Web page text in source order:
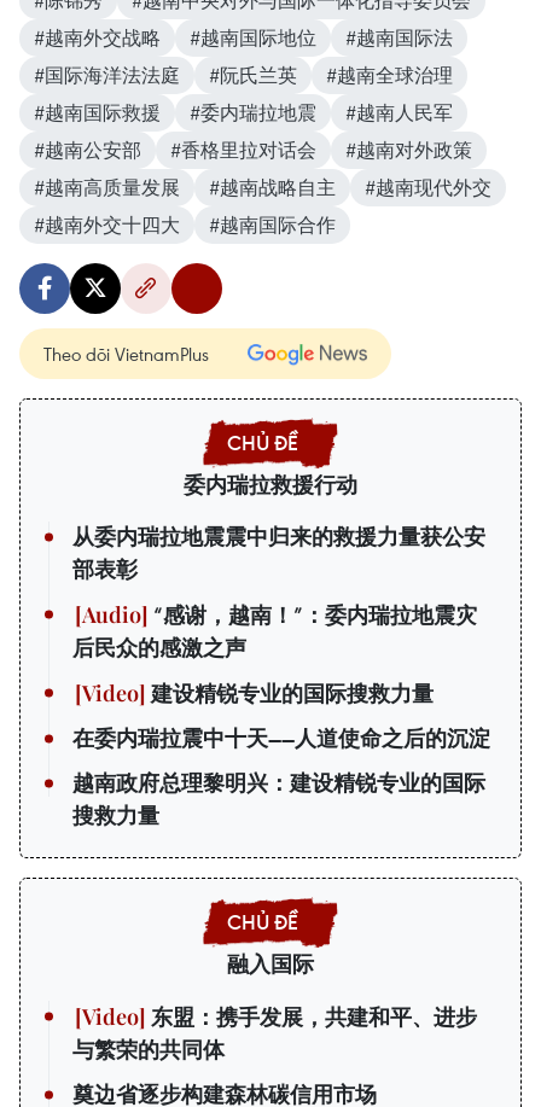
#越南外交战略
#越南国际地位
#越南国际法
#国际海洋法法庭
#阮氏兰英
#越南全球治理
#越南国际救援
#委内瑞拉地震
#越南人民军
#越南公安部
#香格里拉对话会
#越南对外政策
#越南高质量发展
#越南战略自主
#越南现代外交
#越南外交十四大
#越南国际合作
Theo dõi VietnamPlus
委内瑞拉救援行动
从委内瑞拉地震震中归来的救援力量获公安
部表彰
“感谢，越南！”：委内瑞拉地震灾
后民众的感激之声
建设精锐专业的国际搜救力量
在委内瑞拉震中十天——人道使命之后的沉淀
越南政府总理黎明兴：建设精锐专业的国际
搜救力量
融入国际
东盟：携手发展，共建和平、进步
与繁荣的共同体
奠边省逐步构建森林碳信用市场